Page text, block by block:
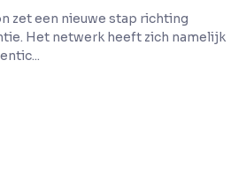
zet een nieuwe stap richting
Het netwerk heeft zich namelijk